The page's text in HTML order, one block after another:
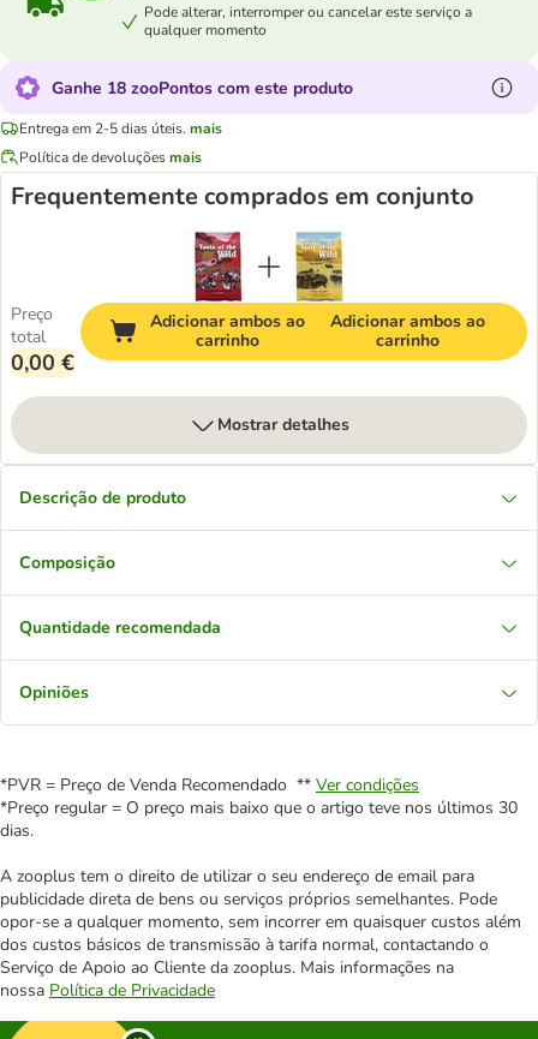
Pode alterar, interromper ou cancelar este serviço a
qualquer momento
Ganhe 18 zooPontos com este produto
Entrega em 2-5 dias úteis. mais
Política de devoluçõesmais
Frequentemente comprados em conjunto
Preço
total
0,00 €
Adicionar ambos ao
carrinho
Adicionar ambos ao
carrinho
Mostrar detalhes
Descrição de produto
Composição
Quantidade recomendada
Opiniões
*PVR = Preço de Venda Recomendado ** Ver condições
*Preço regular = O preço mais baixo que o artigo teve nos últimos 30
dias.
A zooplus tem o direito de utilizar o seu endereço de email para
publicidade direta de bens ou serviços próprios semelhantes. Pode
opor-se a qualquer momento, sem incorrer em quaisquer custos além
dos custos básicos de transmissão à tarifa normal, contactando o
Serviço de Apoio ao Cliente da zooplus. Mais informações na
nossa Política de Privacidade